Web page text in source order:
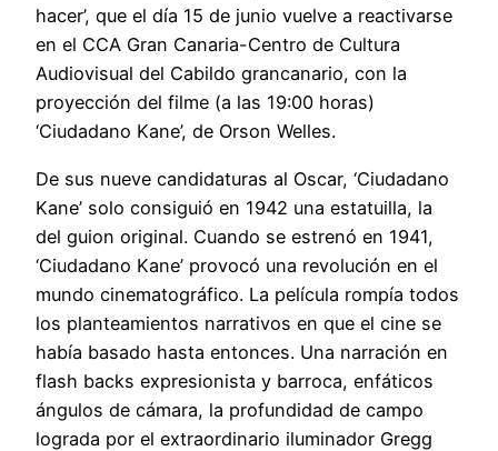
hacer’, que el día 15 de junio vuelve a reactivarse
en el CCA Gran Canaria-Centro de Cultura
Audiovisual del Cabildo grancanario, con la
proyección del filme (a las 19:00 horas)
‘Ciudadano Kane’, de Orson Welles.
De sus nueve candidaturas al Oscar, ‘Ciudadano
Kane’ solo consiguió en 1942 una estatuilla, la
del guion original. Cuando se estrenó en 1941,
‘Ciudadano Kane’ provocó una revolución en el
mundo cinematográfico. La película rompía todos
los planteamientos narrativos en que el cine se
había basado hasta entonces. Una narración en
flash backs expresionista y barroca, enfáticos
ángulos de cámara, la profundidad de campo
lograda por el extraordinario iluminador Gregg